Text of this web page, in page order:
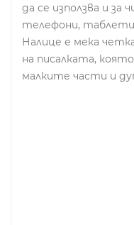
да се използва и за
телефони,
Налице е мека
на писалката,
малките части и